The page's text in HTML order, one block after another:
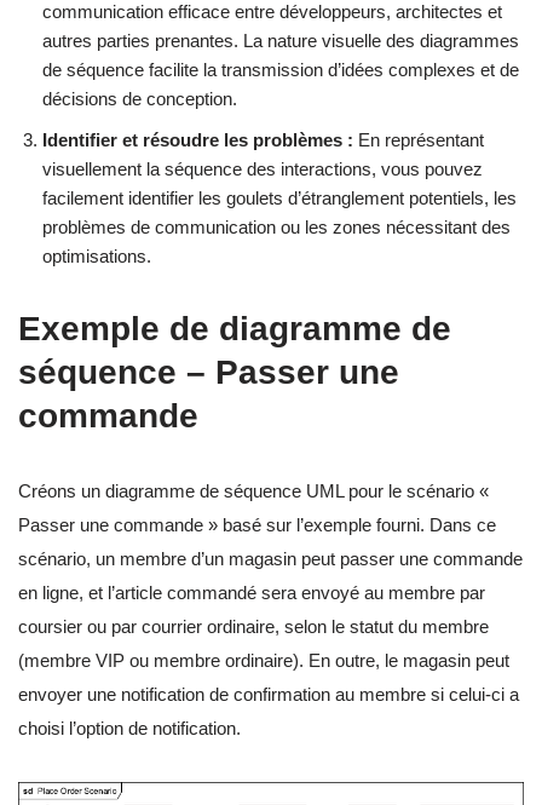
communication efficace entre développeurs, architectes et
autres parties prenantes. La nature visuelle des diagrammes
de séquence facilite la transmission d’idées complexes et de
décisions de conception.
Identifier et résoudre les problèmes : En représentant
visuellement la séquence des interactions, vous pouvez
facilement identifier les goulets d’étranglement potentiels, les
problèmes de communication ou les zones nécessitant des
optimisations.
Exemple de diagramme de
séquence – Passer une
commande
Créons un diagramme de séquence UML pour le scénario «
Passer une commande » basé sur l’exemple fourni. Dans ce
scénario, un membre d’un magasin peut passer une commande
en ligne, et l’article commandé sera envoyé au membre par
coursier ou par courrier ordinaire, selon le statut du membre
(membre VIP ou membre ordinaire). En outre, le magasin peut
envoyer une notification de confirmation au membre si celui-ci a
choisi l’option de notification.